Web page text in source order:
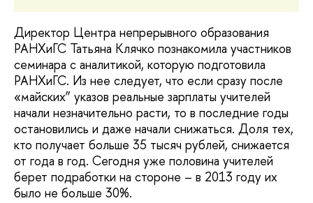
Директор Центра непрерывного образования
РАНХиГС Татьяна Клячко познакомила участников
семинара с аналитикой, которую подготовила
РАНХиГС. Из нее следует, что если сразу после
«майских” указов реальные зарплаты учителей
начали незначительно расти, то в последние годы
остановились и даже начали снижаться. Доля тех,
кто получает больше 35 тысяч рублей, снижается
от года в год. Сегодня уже половина учителей
берет подработки на стороне – в 2013 году их
было не больше 30%.